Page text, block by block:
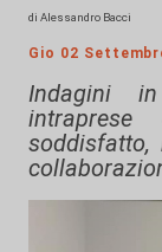
di Alessandro Bacci
Gio 02
Indagini
soddisfatto,